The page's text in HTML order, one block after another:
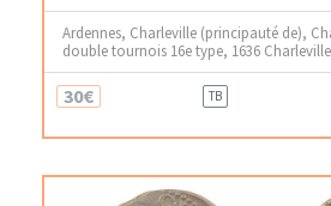
Ardennes, Charleville (principauté de),
double tournois 16e type, 1636 Charleville
30€ TB